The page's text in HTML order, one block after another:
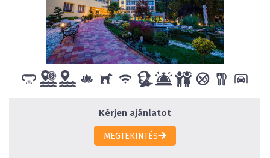
Kérjen ajánlatot
MEGTEKINTÉS